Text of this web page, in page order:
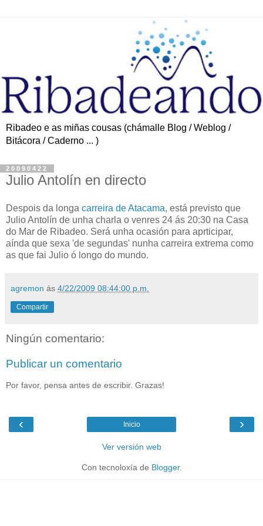
Ribadeo e as miñas cousas (chámalle Blog / Weblog /
Bitácora / Caderno ... )
20090422
Julio Antolín en directo
Despois da longa carreira de Atacama, está previsto que
Julio Antolín de unha charla o venres 24 ás 20:30 na Casa
do Mar de Ribadeo. Será unha ocasión para aprticipar,
aínda que sexa 'de segundas' nunha carreira extrema como
as que fai Julio ó longo do mundo.
agremon ás 4/22/2009 08:44:00 p.m.
Compartir
Ningún comentario:
Publicar un comentario
Por favor, pensa antes de escribir. Grazas!
‹ ›
Inicio
Ver versión web
Con tecnoloxía de Blogger.